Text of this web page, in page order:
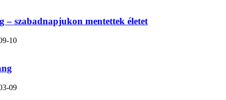
– szabadnapjukon mentettek életet
10
09